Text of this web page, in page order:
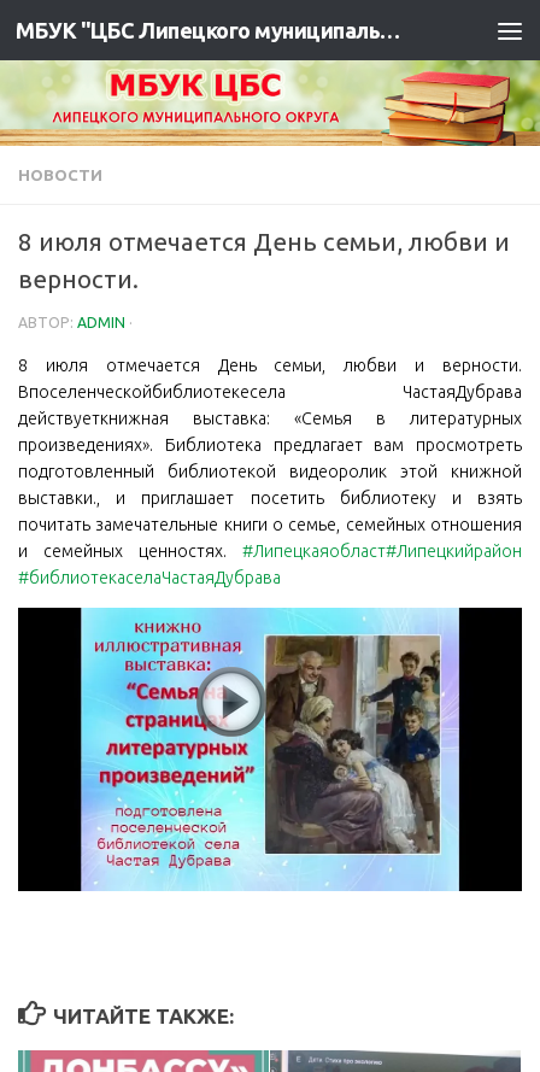
МБУК "ЦБС Липецкого муниципального района"
НОВОСТИ
8 июля отмечается День семьи, любви и
верности.
АВТОР: ADMIN ·
8 июля отмечается День семьи, любви и верности.
Впоселенческойбиблиотекесела ЧастаяДубрава
действуеткнижная выставка: «Семья в литературных
произведениях». Библиотека предлагает вам просмотреть
подготовленный библиотекой видеоролик этой книжной
выставки., и приглашает посетить библиотеку и взять
почитать замечательные книги о семье, семейных отношения
и семейных ценностях. #Липецкаяобласт#Липецкийрайон
#библиотекаселаЧастаяДубрава
ЧИТАЙТЕ ТАКЖЕ: